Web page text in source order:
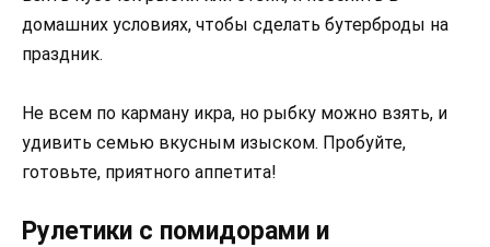
домашних условиях, чтобы сделать бутерброды на
праздник.
Не всем по карману икра, но рыбку можно взять, и
удивить семью вкусным изыском. Пробуйте,
готовьте, приятного аппетита!
Рулетики с помидорами и